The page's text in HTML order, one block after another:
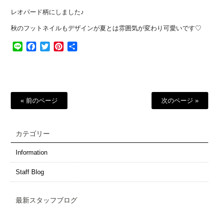
レオパード柄にしました♪
秋のフットネイルもデザインが夏とは雰囲気が変わり可愛いです♡
Line Facebook
TwitterPinterest
« 前のページ 次のページ »
カテゴリー
Information
Staff Blog
最新スタッフブログ